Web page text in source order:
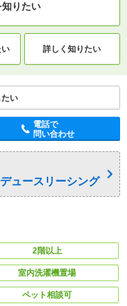
りたい
詳しく知りたい
い
電話で
問い合わせ
ュースリーシング
2階以上
室内洗濯機置場
ペット相談可